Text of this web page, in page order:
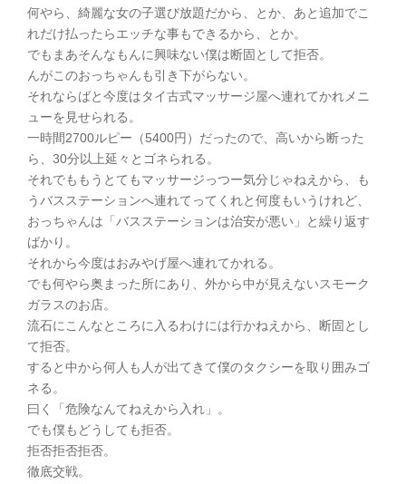
何やら、綺麗な女の子選び放題だから、とか、あと追加でこ
れだけ払ったらエッチな事もできるから、とか。
でもまあそんなもんに興味ない僕は断固として拒否。
んがこのおっちゃんも引き下がらない。
それならばと今度はタイ古式マッサージ屋へ連れてかれメニ
ューを見せられる。
一時間2700ルピー（5400円）だったので、高いから断った
ら、30分以上延々とゴネられる。
それでももうとてもマッサージっつー気分じゃねえから、も
うバスステーションへ連れてってくれと何度もいうけれど、
おっちゃんは「バスステーションは治安が悪い」と繰り返す
ばかり。
それから今度はおみやげ屋へ連れてかれる。
でも何やら奥まった所にあり、外から中が見えないスモーク
ガラスのお店。
流石にこんなところに入るわけには行かねえから、断固とし
て拒否。
すると中から何人も人が出てきて僕のタクシーを取り囲みゴ
ネる。
曰く「危険なんてねえから入れ」。
でも僕もどうしても拒否。
拒否拒否拒否。
徹底交戦。